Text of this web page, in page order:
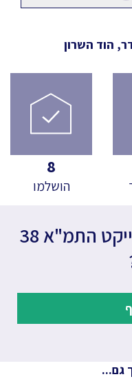
הוד השרון
8
הושלמו
רוצים לבחור יזם לפרוייקט התמ"א 38
גם...